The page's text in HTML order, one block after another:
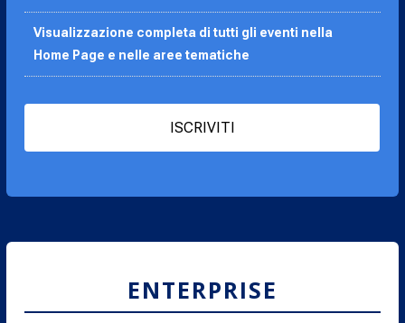
Visualizzazione completa di tutti gli eventi nella
Home Page e nelle aree tematiche
ISCRIVITI
ENTERPRISE